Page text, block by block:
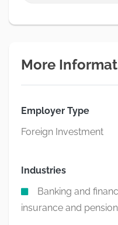
More
Employer Type
Foreign Investment
Industries
Banking and
insurance and